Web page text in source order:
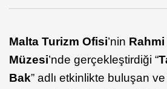
Malta Turizm Ofisi’nin
Müzesi’nde gerçekleştirdiği “
Bak” adlı etkinlikte buluşan ve